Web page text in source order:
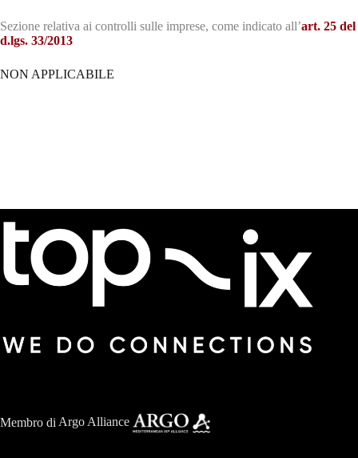
Sezione relativa ai controlli sulle imprese, come indicato all’art. 25 del
d.lgs. 33/2013
NON APPLICABILE
Membro di Argo Alliance